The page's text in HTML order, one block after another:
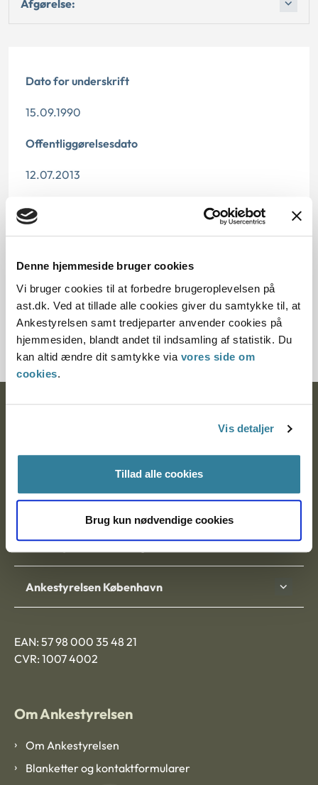
Denne hjemmeside bruger cookies
Vi bruger cookies til at forbedre brugeroplevelsen på
ast.dk. Ved at tillade alle cookies giver du samtykke til, at
Ankestyrelsen samt tredjeparter anvender cookies på
hjemmesiden, blandt andet til indsamling af statistik. Du
kan altid ændre dit samtykke via vores side om
cookies.
Vis detaljer
Tillad alle cookies
Brug kun nødvendige cookies
Afgørelse:
Dato for underskrift
15.09.1990
Offentliggørelsesdato
12.07.2013
Paragraf
§ 3 § 26 § 4
Journalnummer
272-1290
9000 Aalborg
Ankestyrelsen Aalborg
Ankestyrelsen København
EAN: 57 98 000 35 48 21
CVR: 1007 4002
Om Ankestyrelsen
Om Ankestyrelsen
Blanketter og kontaktformularer